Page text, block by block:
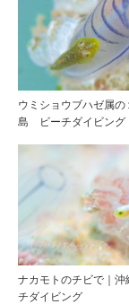
ウミショウブハゼ属の
島 ビーチダイビング
ナカモトのチビで｜
チダイビング